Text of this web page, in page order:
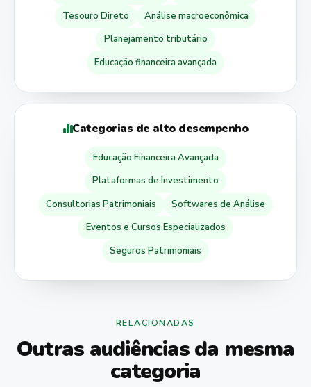
Tesouro Direto
Análise macroeconômica
Planejamento tributário
Educação financeira avançada
Categorias de alto desempenho
Educação Financeira Avançada
Plataformas de Investimento
Consultorias Patrimoniais
Softwares de Análise
Eventos e Cursos Especializados
Seguros Patrimoniais
RELACIONADAS
Outras audiências da mesma
categoria